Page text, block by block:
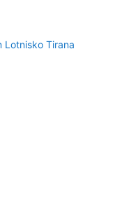
Lotnisko Tirana